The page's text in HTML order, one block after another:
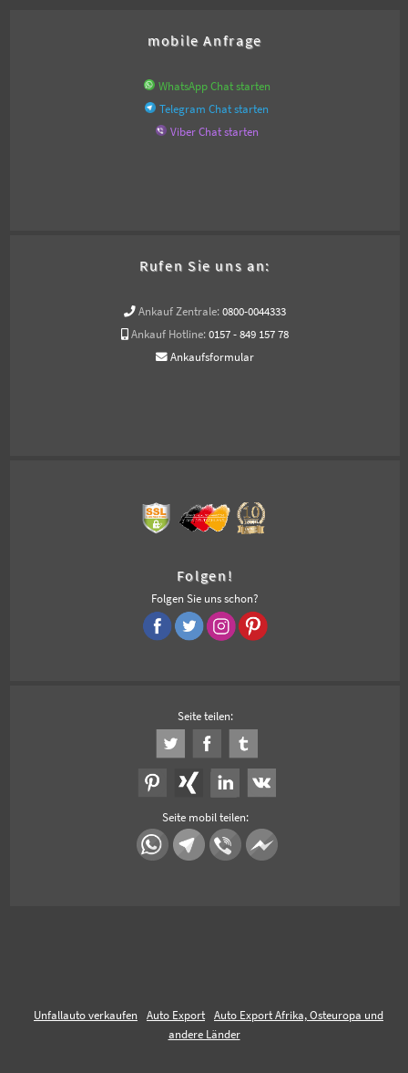
mobile Anfrage
WhatsApp Chat starten
Telegram Chat starten
Viber Chat starten
Rufen Sie uns an:
Ankauf Zentrale: 0800-0044333
Ankauf Hotline: 0157 - 849 157 78
Ankaufsformular
Folgen!
Folgen Sie uns schon?
Seite teilen:
Seite mobil teilen:
Unfallauto verkaufen Auto Export
Auto Export Afrika, Osteuropa und
andere Länder